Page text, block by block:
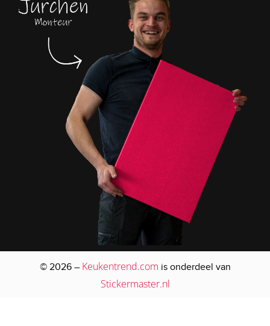
© 2026 – Keukentrend.com is onderdeel van
Stickermaster.nl